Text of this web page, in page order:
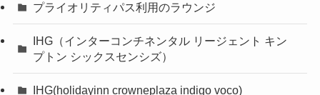
プライオリティパス利用のラウンジ
IHG（インターコンチネンタル リージェント キン
プトン シックスセンシズ）
IHG(holidayinn crowneplaza indigo voco)